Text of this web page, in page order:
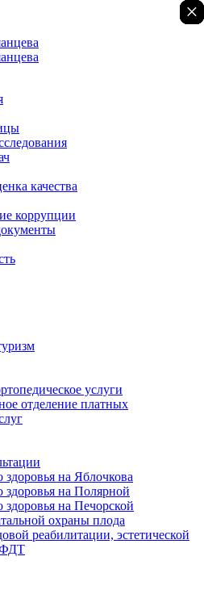
качества
коррупции
услуги
отделение платных
на Яблочкова
здоровья на Полярной
на Печорской
охраны плода
реабилитации, эстетической
ФДТ
×
×
×
×
×
×